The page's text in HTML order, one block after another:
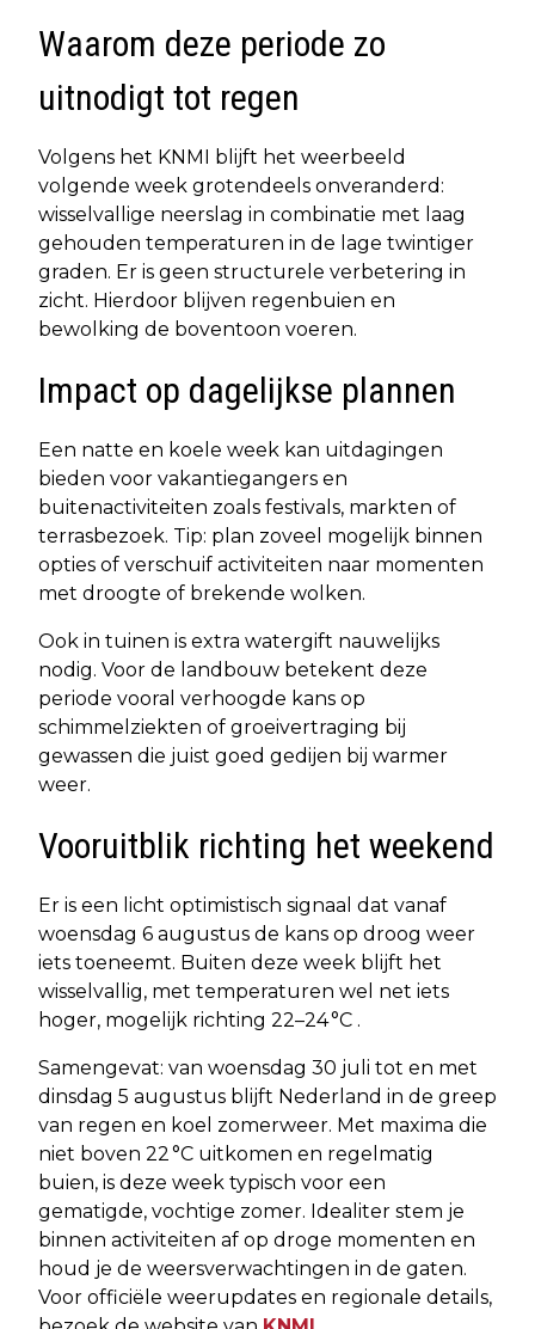
Waarom deze periode zo
uitnodigt tot regen
Volgens het KNMI blijft het weerbeeld
volgende week grotendeels onveranderd:
wisselvallige neerslag in combinatie met laag
gehouden temperaturen in de lage twintiger
graden. Er is geen structurele verbetering in
zicht. Hierdoor blijven regenbuien en
bewolking de boventoon voeren.
Impact op dagelijkse plannen
Een natte en koele week kan uitdagingen
bieden voor vakantiegangers en
buitenactiviteiten zoals festivals, markten of
terrasbezoek. Tip: plan zoveel mogelijk binnen
opties of verschuif activiteiten naar momenten
met droogte of brekende wolken.
Ook in tuinen is extra watergift nauwelijks
nodig. Voor de landbouw betekent deze
periode vooral verhoogde kans op
schimmelziekten of groeivertraging bij
gewassen die juist goed gedijen bij warmer
weer.
Vooruitblik richting het weekend
Er is een licht optimistisch signaal dat vanaf
woensdag 6 augustus de kans op droog weer
iets toeneemt. Buiten deze week blijft het
wisselvallig, met temperaturen wel net iets
hoger, mogelijk richting 22–24 °C .
Samengevat: van woensdag 30 juli tot en met
dinsdag 5 augustus blijft Nederland in de greep
van regen en koel zomerweer. Met maxima die
niet boven 22 °C uitkomen en regelmatig
buien, is deze week typisch voor een
gematigde, vochtige zomer. Idealiter stem je
binnen activiteiten af op droge momenten en
houd je de weersverwachtingen in de gaten.
Voor officiële weerupdates en regionale details,